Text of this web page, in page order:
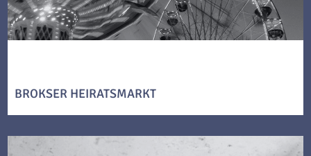
BROKSER HEIRATSMARKT